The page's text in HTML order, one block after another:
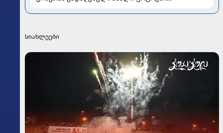
სიახლეები